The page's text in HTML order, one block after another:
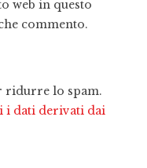
web in questo
commento.
ridurre lo spam.
i dati derivati dai